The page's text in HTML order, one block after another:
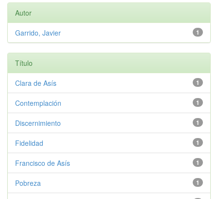
Autor
1
Garrido, Javier
Título
1
Clara de Asís
1
Contemplación
1
Discernimiento
1
Fidelidad
1
Francisco de Asís
1
Pobreza